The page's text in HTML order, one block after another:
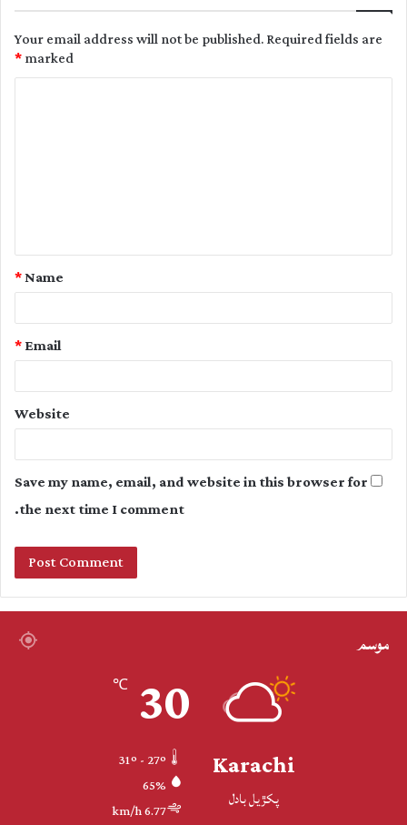
Your email address will not be published.Required fields are
marked
*
t
Name
*
Email
*
Website
Save my name, email, and website in this browser for
the next time I comment.
موسم
Karachi
پکڙيل بادل
30
℃
65%
6.77 km/h